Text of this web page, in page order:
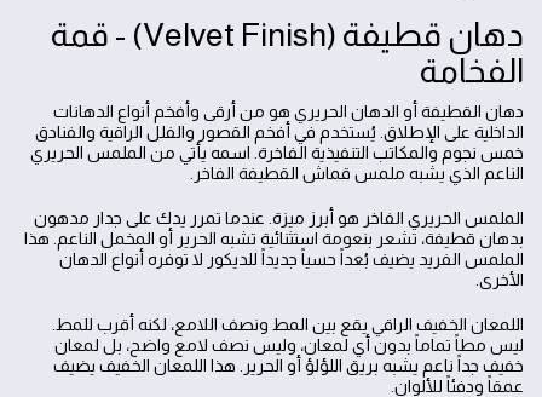
دهان قطيفة (Velvet Finish) - قمة
الفخامة
دهان القطيفة أو الدهان الحريري هو من أرقى وأفخم أنواع الدهانات
الداخلية على الإطلاق. يُستخدم في أفخم القصور والفلل الراقية والفنادق
خمس نجوم والمكاتب التنفيذية الفاخرة. اسمه يأتي من الملمس الحريري
الناعم الذي يشبه ملمس قماش القطيفة الفاخر.
الملمس الحريري الفاخر هو أبرز ميزة. عندما تمرر يدك على جدار مدهون
بدهان قطيفة، تشعر بنعومة استثنائية تشبه الحرير أو المخمل الناعم. هذا
الملمس الفريد يضيف بُعداً حسياً جديداً للديكور لا توفره أنواع الدهان
الأخرى.
اللمعان الخفيف الراقي يقع بين المط ونصف اللامع، لكنه أقرب للمط.
ليس مطاً تماماً بدون أي لمعان، وليس نصف لامع واضح، بل لمعان
خفيف جداً ناعم يشبه بريق اللؤلؤ أو الحرير. هذا اللمعان الخفيف يضيف
عمقاً ودفئاً للألوان.